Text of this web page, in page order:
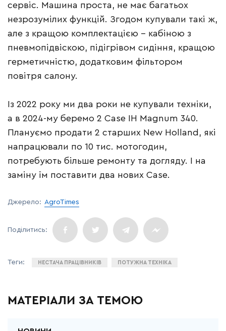
сервіс. Машина проста, не має багатьох
незрозумілих функцій. Згодом купували такі ж,
але з кращою комплектацією – кабіною з
пневмопідвіскою, підігрівом сидіння, кращою
герметичністю, додатковим фільтором
повітря салону.
Із 2022 року ми два роки не купували техніки,
а в 2024-му беремо 2 Case IH Magnum 340.
Плануємо продати 2 старших New Holland, які
напрацювали по 10 тис. мотогодин,
потребують більше ремонту та догляду. І на
заміну їм поставити два нових Case.
Джерело: AgroTimes
НЕСТАЧА ПРАЦІВНИКІВ ПОТУЖНА ТЕХНІКА
МАТЕРІАЛИ ЗА ТЕМОЮ